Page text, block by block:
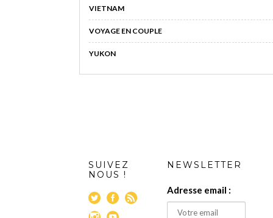
VIETNAM
VOYAGE EN COUPLE
YUKON
SUIVEZ
NOUS !
NEWSLETTER
Adresse email :